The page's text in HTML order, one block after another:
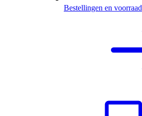
Bestellingen en voorraad